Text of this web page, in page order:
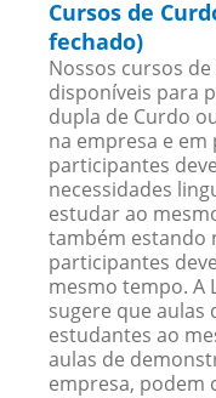
Cursos de
fechado)
Nossos cursos
disponíveis para
dupla de Curdo
na empresa e
participantes
necessidades
estudar ao
também estando
participantes
mesmo tempo. A
sugere que aulas
estudantes ao
aulas de
empresa, podem